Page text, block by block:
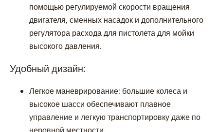
помощью регулируемой скорости вращения
двигателя, сменных насадок и дополнительного
регулятора расхода для пистолета для мойки
высокого давления.
Удобный дизайн:
Легкое маневрирование: большие колеса и
высокое шасси обеспечивают плавное
управление и легкую транспортировку даже по